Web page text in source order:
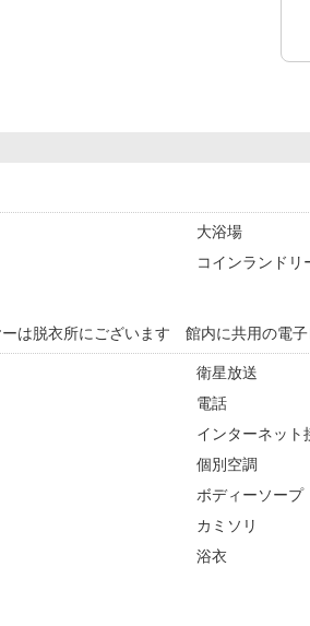
大浴場
コインランドリ
は脱衣所にございます 館内に共用の電子
衛星放送
電話
インターネット
個別空調
ボディーソープ
カミソリ
浴衣